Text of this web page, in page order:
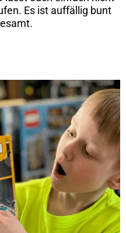
Es ist auffällig bunt